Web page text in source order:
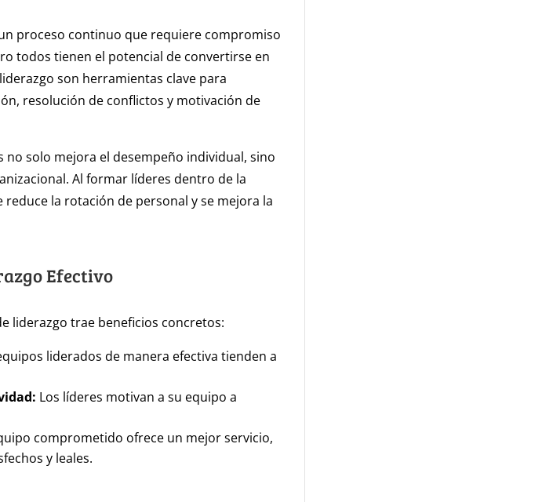
proceso continuo que requiere compromiso
todos tienen el potencial de convertirse en
son herramientas clave para
resolución de conflictos y motivación de
no solo mejora el desempeño individual, sino
Al formar líderes dentro de la
la rotación de personal y se mejora la
Efectivo
liderazgo trae beneficios concretos:
liderados de manera efectiva tienden a
Los líderes motivan a su equipo a
comprometido ofrece un mejor servicio,
y leales.